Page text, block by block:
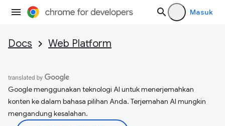
Masuk
Docs Web Platform
Google menggunakan teknologi AI untuk menerjemahkan
konten ke dalam bahasa pilihan Anda. Terjemahan AI mungkin
mengandung kesalahan.